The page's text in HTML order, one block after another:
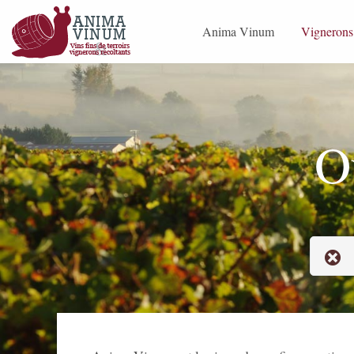
Skip to content
Anima Vinum
Anima Vinum
Tous les millésimes Devenir co-acheteur